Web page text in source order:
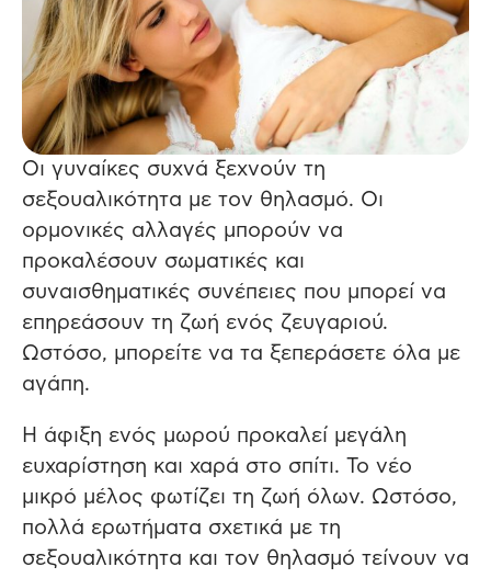
Οι γυναίκες συχνά ξεχνούν τη
σεξουαλικότητα με τον θηλασμό. Οι
ορμονικές αλλαγές μπορούν να
προκαλέσουν σωματικές και
συναισθηματικές συνέπειες που μπορεί να
επηρεάσουν τη ζωή ενός ζευγαριού.
Ωστόσο, μπορείτε να τα ξεπεράσετε όλα με
αγάπη.
Η άφιξη ενός μωρού προκαλεί μεγάλη
ευχαρίστηση και χαρά στο σπίτι. Το νέο
μικρό μέλος φωτίζει τη ζωή όλων. Ωστόσο,
πολλά ερωτήματα σχετικά με τη
σεξουαλικότητα και τον θηλασμό τείνουν να